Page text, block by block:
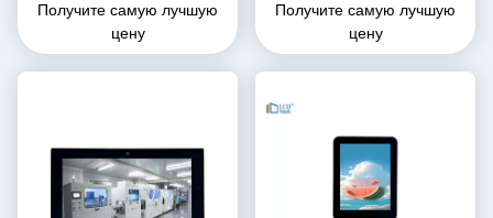
FHD разрешение
Интерфейс MIPI
Получите самую лучшую
цену
дисплей RGB FPC
интерфейс
Получите самую лучшую
цену